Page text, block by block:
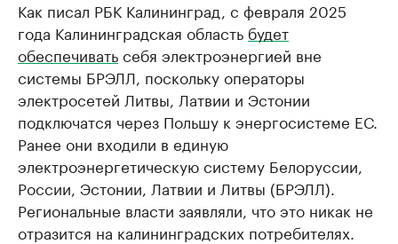
Как писал РБК Калининград, с февраля 2025
года Калининградская область будет
обеспечиватьсебя электроэнергией вне
системы БРЭЛЛ, поскольку операторы
электросетей Литвы, Латвии и Эстонии
подключатся через Польшу к энергосистеме ЕС.
Ранее они входили в единую
электроэнергетическую систему Белоруссии,
России, Эстонии, Латвии и Литвы (БРЭЛЛ).
Региональные власти заявляли, что это никак не
отразится на калининградских потребителях.